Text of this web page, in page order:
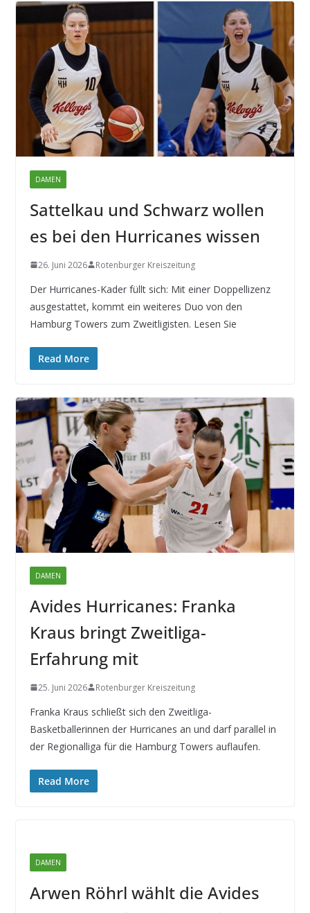
DAMEN
Sattelkau und Schwarz wollen
es bei den Hurricanes wissen
26. Juni 2026 Rotenburger Kreiszeitung
Der Hurricanes-Kader füllt sich: Mit einer Doppellizenz
ausgestattet, kommt ein weiteres Duo von den
Hamburg Towers zum Zweitligisten. Lesen Sie
Read More
DAMEN
Avides Hurricanes: Franka
Kraus bringt Zweitliga-
Erfahrung mit
25. Juni 2026 Rotenburger Kreiszeitung
Franka Kraus schließt sich den Zweitliga-
Basketballerinnen der Hurricanes an und darf parallel in
der Regionalliga für die Hamburg Towers auflaufen.
Read More
DAMEN
Arwen Röhrl wählt die Avides